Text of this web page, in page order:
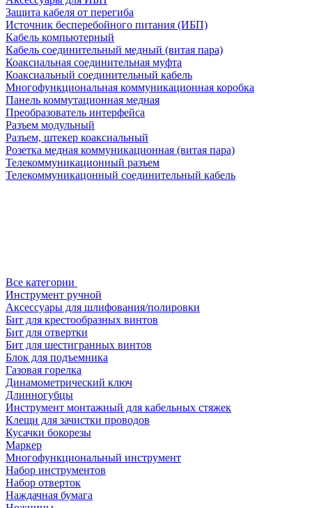
Защита кабеля от перегиба
Источник бесперебойного питания (ИБП)
Кабель компьютерный
Кабель соединительный медный (витая пара)
Коаксиальная соединительная муфта
Коаксиальный соединительный кабель
Многофункциональная коммуникационная коробка
Панель коммутационная медная
Преобразователь интерфейса
Разъем модульный
Разъем, штекер коаксиальный
Розетка медная коммуникационная (витая пара)
Телекоммуникационный разъем
Телекоммуникацонный соединительный кабель
Все категории
Инструмент ручной
Аксессуары для шлифования/полировки
Бит для крестообразных винтов
Бит для отвертки
Бит для шестигранных винтов
Блок для подъемника
Газовая горелка
Динамометрический ключ
Длинногубцы
Инструмент монтажный для кабельных стяжек
Клещи для зачистки проводов
Кусачки бокорезы
Маркер
Многофункциональный инструмент
Набор инструментов
Набор отверток
Наждачная бумага